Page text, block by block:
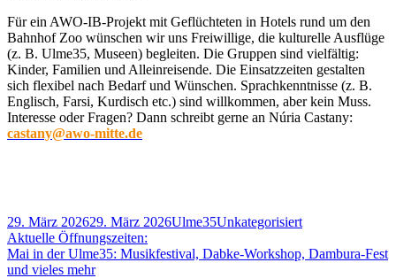
Für ein AWO-IB-Projekt mit Geflüchteten in Hotels rund um den
Bahnhof Zoo wünschen wir uns Freiwillige, die kulturelle Ausflüge
(z. B. Ulme35, Museen) begleiten. Die Gruppen sind vielfältig:
Kinder, Familien und Alleinreisende. Die Einsatzzeiten gestalten
sich flexibel nach Bedarf und Wünschen. Sprachkenntnisse (z. B.
Englisch, Farsi, Kurdisch etc.) sind willkommen, aber kein Muss.
Interesse oder Fragen? Dann schreibt gerne an Núria Castany:
castany@awo-mitte.de
Veröffentlicht
am
29. März 202629. März 2026Autor
Ulme35Kategorien
Unkategorisiert
Beitragsnavigation
Vorheriger
Beitrag:
Aktuelle Öffnungszeiten:
Nächster
Beitrag
Mai in der Ulme35: Musikfestival, Dabke-Workshop, Dambura-Fest
und vieles mehr